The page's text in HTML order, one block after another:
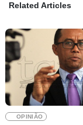
Related Articles
OPINIÃO